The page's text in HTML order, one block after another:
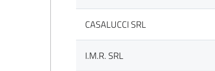
CASALUCCI SRL
I.M.R. SRL